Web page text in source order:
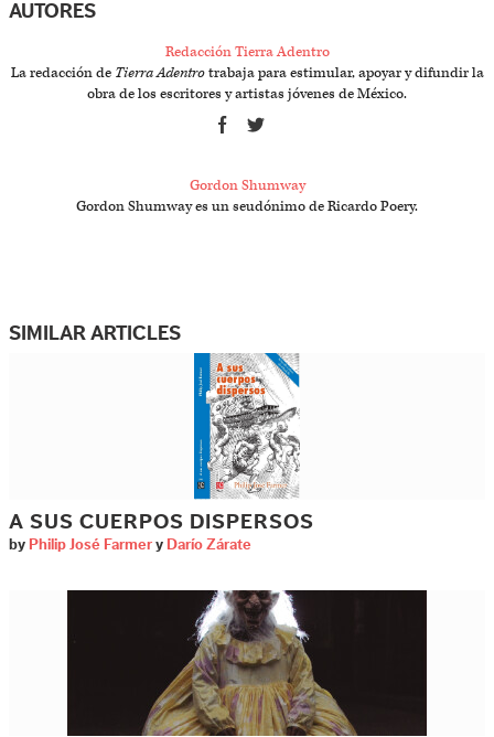
AUTORES
Redacción Tierra Adentro
La redacción de Tierra Adentrotrabaja para estimular, apoyar y difundir la
obra de los escritores y artistas jóvenes de México.
Gordon Shumway
Gordon Shumway es un seudónimo de Ricardo Poery.
SIMILAR ARTICLES
A SUS CUERPOS DISPERSOS
by Philip José Farmer y Darío Zárate